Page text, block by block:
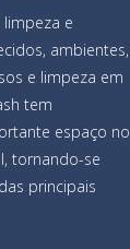
limpeza e
ambientes,
e limpeza em
tem
espaço no
tornando-se
principais